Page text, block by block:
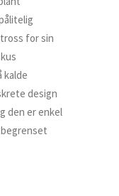
for sin
kalde
design
den er enkel